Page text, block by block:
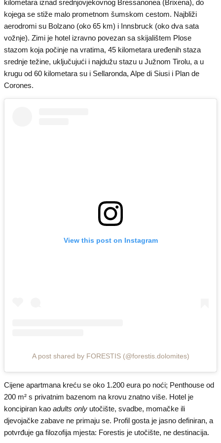
kilometara iznad srednjovjekovnog Bressanonea (Brixena), do
kojega se stiže malo prometnom šumskom cestom. Najbliži
aerodromi su Bolzano (oko 65 km) i Innsbruck (oko dva sata
vožnje). Zimi je hotel izravno povezan sa skijalištem Plose
stazom koja počinje na vratima, 45 kilometara uređenih staza
srednje težine, uključujući i najdužu stazu u Južnom Tirolu, a u
krugu od 60 kilometara su i Sellaronda, Alpe di Siusi i Plan de
Corones.
View this post on Instagram
A post shared by FORESTIS (@forestis.dolomites)
Cijene apartmana kreću se oko 1.200 eura po noći; Penthouse od
200 m² s privatnim bazenom na krovu znatno više. Hotel je
koncipiran kao adults only utočište, svadbe, momačke ili
djevojačke zabave ne primaju se. Profil gosta je jasno definiran, a
potvrđuje ga filozofija mjesta: Forestis je utočište, ne destinacija.